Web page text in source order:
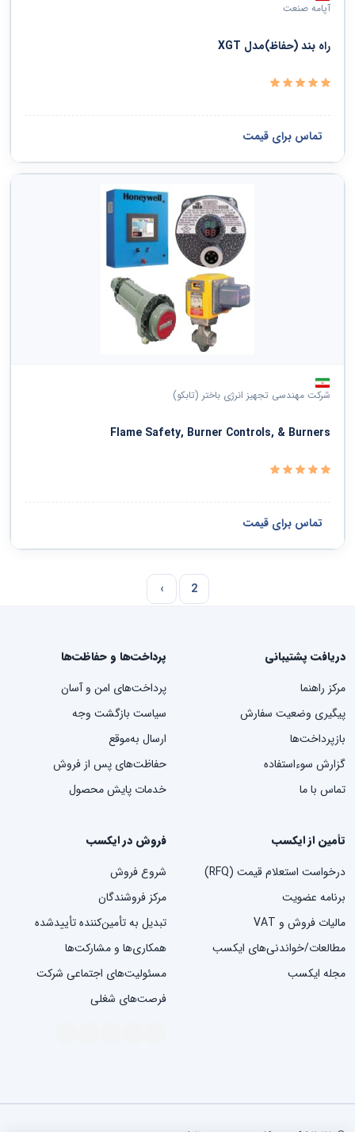
آپامه صنعت
راه بند (حفاظ)مدل XGT
تماس برای قیمت
شرکت مهندسی تجهیز انرژی باختر (تابکو)
Flame Safety, Burner Controls, & Burners
تماس برای قیمت
2
›
دریافت پشتیبانی
مرکز راهنما
پیگیری وضعیت سفارش
بازپرداخت‌ها
گزارش سوءاستفاده
تماس با ما
پرداخت‌ها و حفاظت‌ها
پرداخت‌های امن و آسان
سیاست بازگشت وجه
ارسال به‌موقع
حفاظت‌های پس از فروش
خدمات پایش محصول
تأمین از ایکسب
درخواست استعلام قیمت (RFQ)
برنامه عضویت
مالیات فروش و VAT
مطالعات/خواندنی‌های ایکسب
مجله ایکسب
فروش در ایکسب
شروع فروش
مرکز فروشندگان
تبدیل به تأمین‌کننده تأییدشده
همکاری‌ها و مشارکت‌ها
مسئولیت‌های اجتماعی شرکت
فرصت‌های شغلی